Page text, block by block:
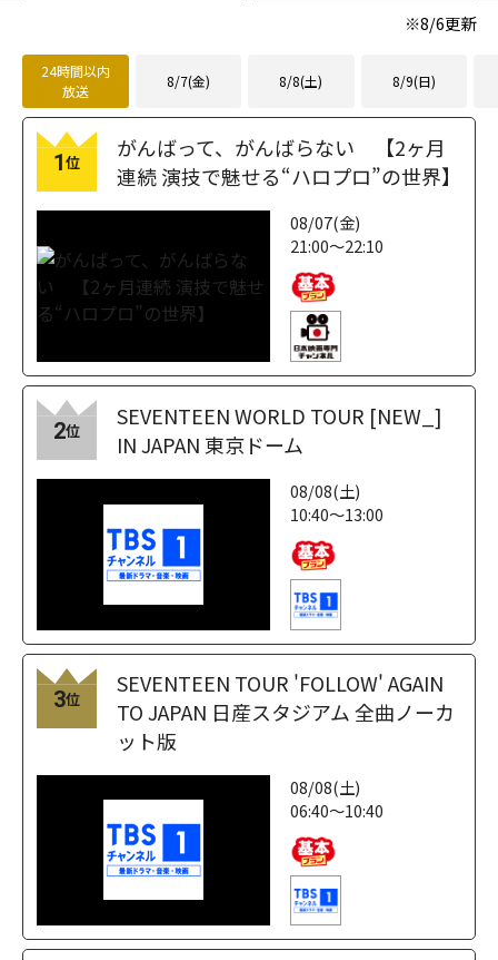
※8/6更新
24時間以内
放送
8/7(金) 8/8(土) 8/9(日)
1位
がんばって、がんばらない 【2ヶ月
連続 演技で魅せる“ハロプロ”の世界】
08/07(金)
21:00～22:10
2位
SEVENTEEN WORLD TOUR [NEW_]
IN JAPAN 東京ドーム
08/08(土)
10:40～13:00
3位
SEVENTEEN TOUR 'FOLLOW' AGAIN
TO JAPAN 日産スタジアム 全曲ノーカ
ット版
08/08(土)
06:40～10:40